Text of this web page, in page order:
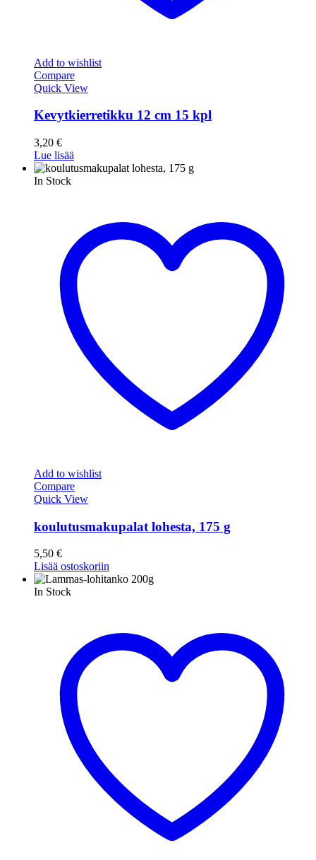
Add to wishlist
Compare
Quick View
Kevytkierretikku 12 cm 15 kpl
3,20 €
Lue lisää
In Stock
Add to wishlist
Compare
Quick View
koulutusmakupalat lohesta, 175 g
5,50 €
Lisää ostoskoriin
In Stock